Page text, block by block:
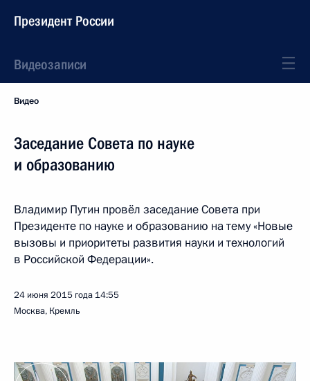
Президент России
Видеозаписи
Видео
Заседание Совета по науке
и образованию
Владимир Путин провёл заседание Совета при
Президенте по науке и образованию на тему «Новые
вызовы и приоритеты развития науки и технологий
в Российской Федерации».
24 июня 2015 года 14:55
Москва, Кремль